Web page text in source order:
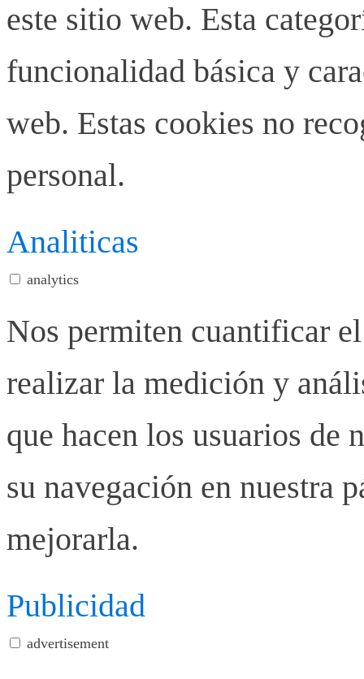
este sitio web. Esta
funcionalidad básica y
web. Estas cookies no
personal.
Analiticas
analytics
Nos permiten cuantificar
realizar la medición y
que hacen los usuarios de
su navegación en nuestra
mejorarla.
Publicidad
advertisement